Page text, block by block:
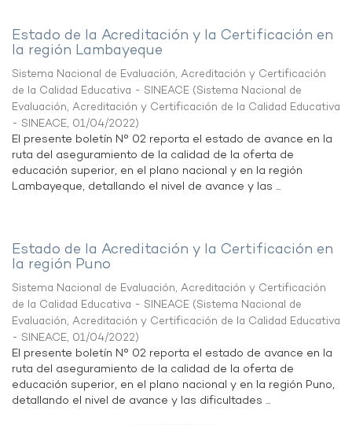
Estado de la Acreditación y la Certificación en
la región Lambayeque
Sistema Nacional de Evaluación, Acreditación y Certificación
de la Calidad Educativa - SINEACE (Sistema Nacional de
Evaluación, Acreditación y Certificación de la Calidad Educativa
- SINEACE, 01/04/2022)
El presente boletín N° 02 reporta el estado de avance en la
ruta del aseguramiento de la calidad de la oferta de
educación superior, en el plano nacional y en la región
Lambayeque, detallando el nivel de avance y las ...
Estado de la Acreditación y la Certificación en
la región Puno
Sistema Nacional de Evaluación, Acreditación y Certificación
de la Calidad Educativa - SINEACE (Sistema Nacional de
Evaluación, Acreditación y Certificación de la Calidad Educativa
- SINEACE, 01/04/2022)
El presente boletín N° 02 reporta el estado de avance en la
ruta del aseguramiento de la calidad de la oferta de
educación superior, en el plano nacional y en la región Puno,
detallando el nivel de avance y las dificultades ...